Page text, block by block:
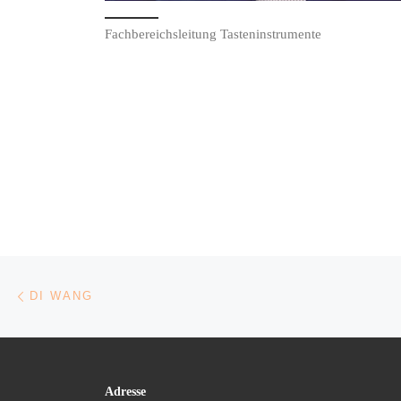
Fachbereichsleitung Tasteninstrumente
Post navigation
DI WANG
Adresse